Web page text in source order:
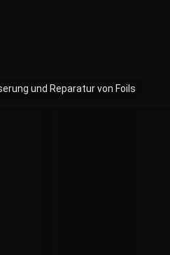
und Reparatur von Foils